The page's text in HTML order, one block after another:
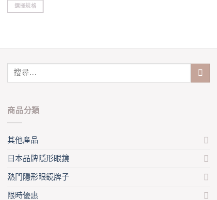
選擇規格
The
options
chosen
product
商品分類
其他產品
日本品牌隱形眼鏡
熱門隱形眼鏡牌子
限時優惠